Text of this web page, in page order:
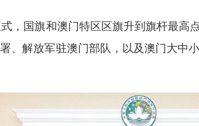
国旗和澳门特区区旗升到旗杆最高
、解放军驻澳门部队，以及澳门大中